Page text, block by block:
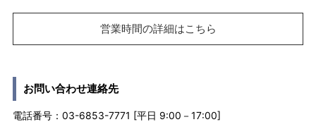
営業時間の詳細はこちら
お問い合わせ連絡先
電話番号：03-6853-7771 [平日 9:00－17:00]